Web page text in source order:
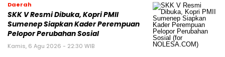
Daerah
SKK V Resmi Dibuka, Kopri PMII
Sumenep Siapkan Kader Perempuan
Pelopor Perubahan Sosial
Kamis, 6 Agu 2026 - 22:30 WIB